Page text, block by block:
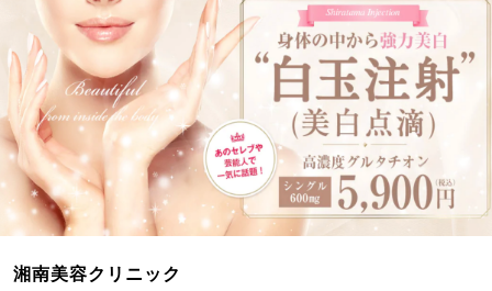
湘南美容クリニック